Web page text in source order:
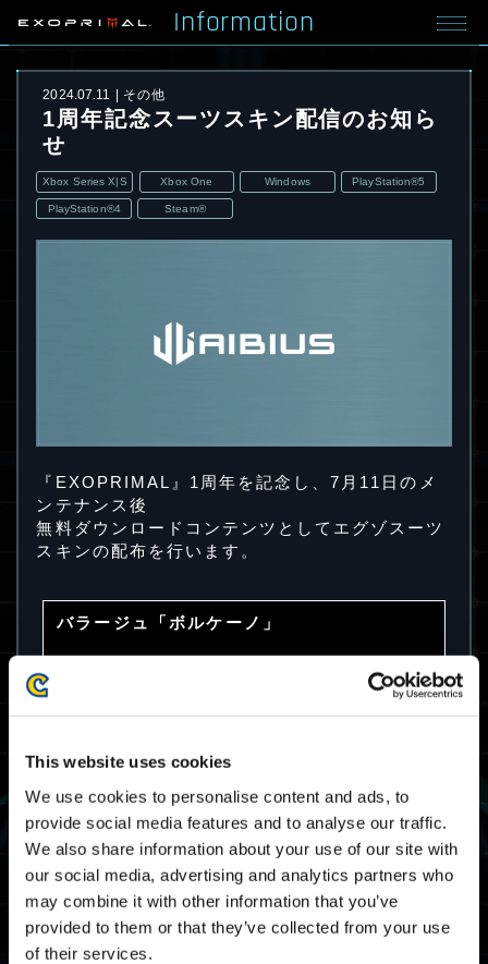
This website uses cookies
We use cookies to personalise content and ads, to
provide social media features and to analyse our traffic.
We also share information about your use of our site with
our social media, advertising and analytics partners who
may combine it with other information that you’ve
provided to them or that they’ve collected from your use
of their services.
Information
2024.07.11 その他
1周年記念スーツスキン配信のお知ら
せ
Xbox Series X|S Xbox One Windows PlayStation®5
PlayStation®4 Steam®
『EXOPRIMAL』1周年を記念し、7月11日のメ
ンテナンス後
無料ダウンロードコンテンツとしてエグゾスーツ
スキンの配布を行います。
バラージュ「ボルケーノ」